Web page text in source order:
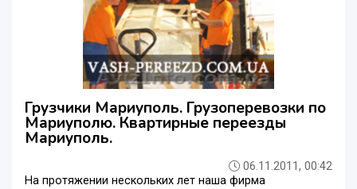
Грузчики Мариуполь. Грузоперевозки по
Мариуполю. Квартирные переезды
Мариуполь.
06.11.2011, 00:42
На протяжении нескольких лет наша фирма